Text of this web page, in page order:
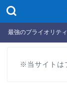
最強のプライオリテ
※当サイトは